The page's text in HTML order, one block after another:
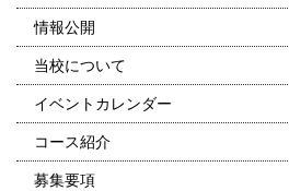
情報公開
当校について
イベントカレンダー
コース紹介
募集要項